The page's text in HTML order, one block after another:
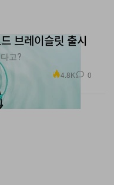
브레이슬릿 출시
고?
4.8K 0